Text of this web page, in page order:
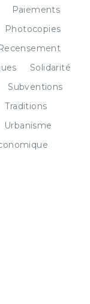
Paiements
Photocopies
Solidarité
Subventions
Traditions
Urbanisme